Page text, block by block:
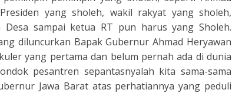
yang sholeh, wakil rakyat yang sholeh,
Desa sampai ketua RT pun harus yang Sholeh.
diluncurkan Bapak Gubernur Ahmad Heryawan
yang pertama dan belum pernah ada di dunia
pesantren sepantasnyalah kita sama-sama
Jawa Barat atas perhatiannya yang peduli